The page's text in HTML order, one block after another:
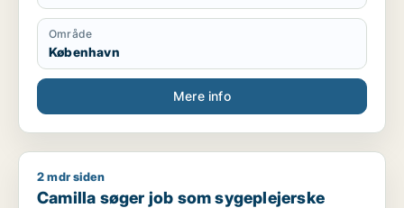
Område
København
Mere info
Camilla søger job som sygeplejerske
2 mdr siden
Camilla søger job som sygeplejerske